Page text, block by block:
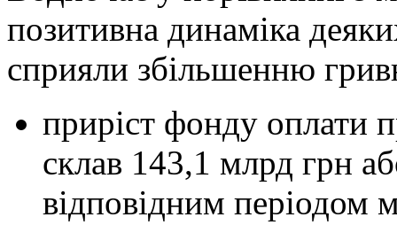
позитивна динаміка
сприяли збільшенню
приріст фонду оплати
склав 143,1 млрд грн
відповідним періодом